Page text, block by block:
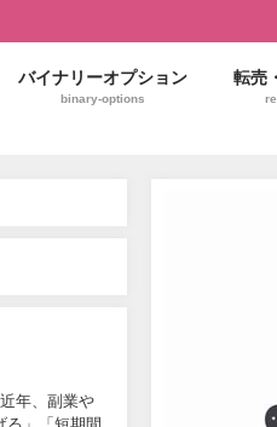
バイナリーオプション
binary-options
転売
年、副業や